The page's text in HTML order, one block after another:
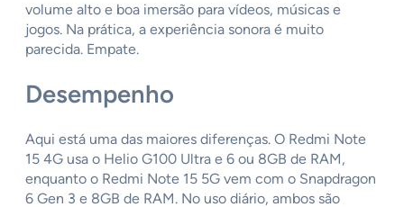
volume alto e boa imersão para vídeos, músicas e
jogos. Na prática, a experiência sonora é muito
parecida. Empate.
Desempenho
Aqui está uma das maiores diferenças. O Redmi Note
15 4G usa o Helio G100 Ultra e 6 ou 8GB de RAM,
enquanto o Redmi Note 15 5G vem com o Snapdragon
6 Gen 3 e 8GB de RAM. No uso diário, ambos são